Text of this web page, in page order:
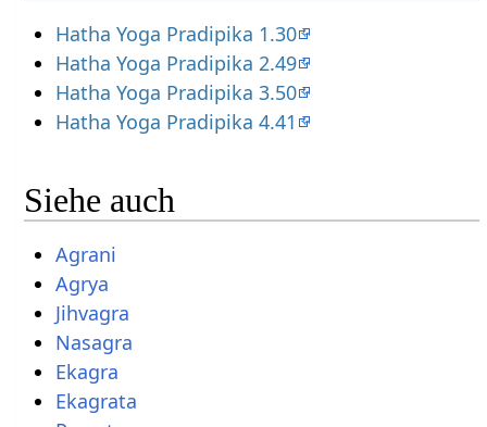
Hatha Yoga Pradipika 1.30
Hatha Yoga Pradipika 2.49
Hatha Yoga Pradipika 3.50
Hatha Yoga Pradipika 4.41
Siehe auch
Agrani
Agrya
Jihvagra
Nasagra
Ekagra
Ekagrata